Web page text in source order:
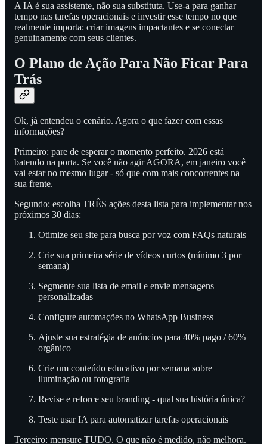
A IA é sua assistente, não sua substituta. Use-a para ganhar
tempo nas tarefas operacionais e investir esse tempo no que
realmente importa: criar imagens impactantes e se conectar
genuinamente com seus clientes.
O Plano de Ação Para Não Ficar Para
Trás
Ok, já entendeu o cenário. Agora o que fazer com essas
informações?
Primeiro: pare de esperar o momento perfeito. 2026 está
batendo na porta. Se você não agir AGORA, em janeiro você
vai estar no mesmo lugar - só que com mais concorrentes na
sua frente.
Segundo: escolha TRÊS ações desta lista para implementar nos
próximos 30 dias:
Otimize seu site para busca por voz com FAQs naturais
Crie sua primeira série de vídeos curtos (mínimo 3 por
semana)
Segmente sua lista de email e envie mensagens
personalizadas
Configure automações no WhatsApp Business
Ajuste sua estratégia de anúncios para 40% pago / 60%
orgânico
Crie um conteúdo educativo por semana sobre
iluminação ou fotografia
Revise e reforce seu branding - qual sua história única?
Teste usar IA para automatizar tarefas operacionais
Terceiro: mensure TUDO. O que não é medido, não melhora.